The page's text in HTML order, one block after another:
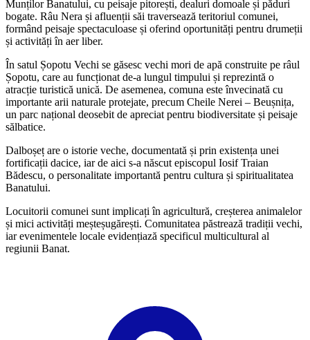
Munților Banatului, cu peisaje pitorești, dealuri domoale și păduri
bogate. Râu Nera și afluenții săi traversează teritoriul comunei,
formând peisaje spectaculoase și oferind oportunități pentru drumeții
și activități în aer liber.
În satul Șopotu Vechi se găsesc vechi mori de apă construite pe râul
Șopotu, care au funcționat de-a lungul timpului și reprezintă o
atracție turistică unică. De asemenea, comuna este învecinată cu
importante arii naturale protejate, precum Cheile Nerei – Beușnița,
un parc național deosebit de apreciat pentru biodiversitate și peisaje
sălbatice.
Dalboșeț are o istorie veche, documentată și prin existența unei
fortificații dacice, iar de aici s-a născut episcopul Iosif Traian
Bădescu, o personalitate importantă pentru cultura și spiritualitatea
Banatului.
Locuitorii comunei sunt implicați în agricultură, creșterea animalelor
și mici activități meșteșugărești. Comunitatea păstrează tradiții vechi,
iar evenimentele locale evidențiază specificul multicultural al
regiunii Banat.